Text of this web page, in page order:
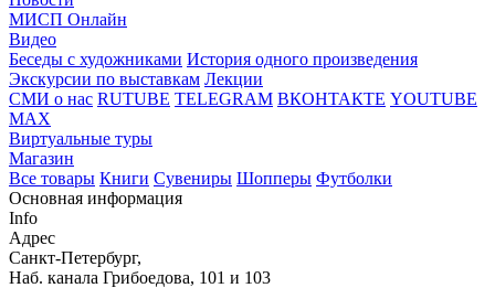
МИСП Онлайн
Видео
Беседы с художниками История одного произведения
Экскурсии по выставкам Лекции
СМИ о нас RUTUBE TELEGRAM ВКОНТАКТЕ YOUTUBE
MAX
Виртуальные туры
Магазин
Все товары Книги Сувениры Шопперы Футболки
Основная информация
Info
Адрес
Санкт-Петербург,
Наб. канала Грибоедова, 101 и 103